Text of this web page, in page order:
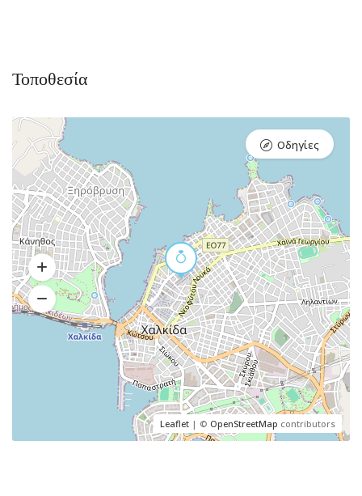
Τοποθεσία
Leaflet | © OpenStreetMap contributors
Οδηγίες